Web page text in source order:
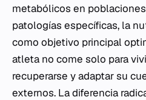
metabólicos en
patologías específicas, la
como objetivo principal
atleta no come solo para
recuperarse y adaptar su
externos. La diferencia